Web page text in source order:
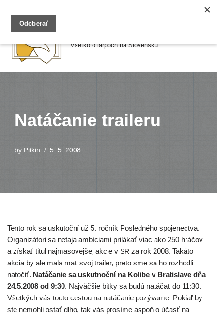
Preskočiť
Všetko o larpoch na Slovensku
Natáčanie traileru
by Pitkin 5. 5. 2008
Tento rok sa usku­toč­ní už 5. roč­ník Posledného spo­je­nec­tva.
Organizátori sa neta­ja ambí­cia­mi pri­lá­kať viac ako 250 hrá­čov
a zís­kať titul naj­ma­so­vej­šej akcie v SR za rok 2008. Takáto
akcia by ale mala mať svoj trai­ler, pre­to sme sa ho roz­hod­li
nato­čiť. Natáčanie sa uskut­noč­ní na Kolibe v Bratislave dňa
24.5.2008 od 9:30. Najväčšie bit­ky sa budú natá­čať do 11:30.
Všetkých vás tou­to ces­tou na natá­ča­nie pozý­va­me. Pokiaľ by
ste nemoh­li ostať dlho, tak vás pro­sí­me aspoň o účasť na